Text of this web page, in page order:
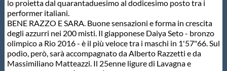
lo proietta dal quarantaduesimo al dodicesimo posto tra i
performer italiani.
BENE RAZZO E SARA. Buone sensazioni e forma in crescita
degli azzurri nei 200 misti. Il giapponese Daiya Seto - bronzo
olimpico a Rio 2016 - è il più veloce tra i maschi in 1'57"66. Sul
podio, però, sarà accompagnato da Alberto Razzetti e da
Massimiliano Matteazzi. Il 25enne ligure di Lavagna e